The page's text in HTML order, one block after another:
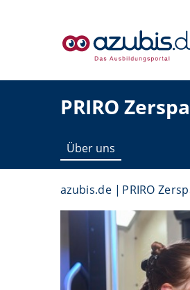
PRIRO
Über uns
azubis.de PRIRO